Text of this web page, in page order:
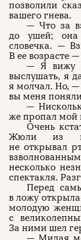
позволили
вашего гнева.
— Что за
до ушей; она
словечка. —
В ее возрасте
— Я вижу
выслушать, я
я молчал. Но,
вы меня
—
же пропал мой
Очень
Жюли из
не открывал
несколько
спектакля.
Перед
в ложу
молодую
с
За ними шел